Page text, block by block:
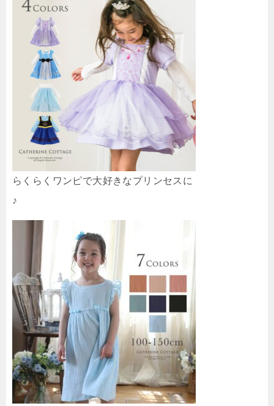
らくらくワンピで大好きなプリンセスに
♪